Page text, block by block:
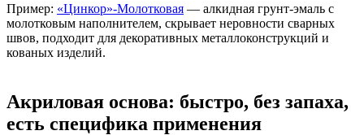
Пример: «Цинкор»-Молотковая — алкидная грунт-эмаль с
молотковым наполнителем, скрывает неровности сварных
швов, подходит для декоративных металлоконструкций и
кованых изделий.
Акриловая основа: быстро, без запаха,
есть специфика применения